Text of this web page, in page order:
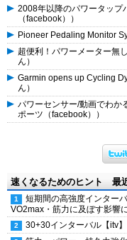
2008年以降のパワータップ
（facebook））
Pioneer Pedaling Monitor
超便利！パワーメーター無
ん）
Garmin opens up Cycling
ん）
パワーセンサー/動画でわ
ポーツ（facebook））
速くなるためのヒント 最
短期間の高強度インター
VO2max・筋力に及ぼす影響
30+30インターバル【itv